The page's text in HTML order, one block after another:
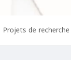
Projets de recherche